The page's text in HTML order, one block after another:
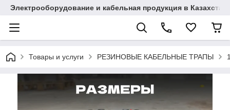
Электрооборудование и кабельная продукция в
Товары и услуги РЕЗИНОВЫЕ КАБЕЛЬНЫЕ ТРАПЫ